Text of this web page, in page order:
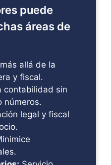
puede
áreas de
allá de la
y fiscal.
contabilidad sin
números.
legal y fiscal